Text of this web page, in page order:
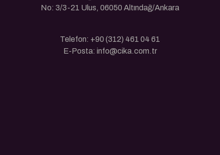
No: 3/3-21 Ulus, 06050 Altındağ/Ankara
Telefon: +90 (312) 461 04 61
E-Posta: info@cika.com.tr